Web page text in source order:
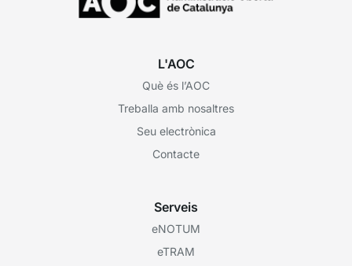
L'AOC
Què és l’AOC
Treballa amb nosaltres
Seu electrònica
Contacte
Serveis
eNOTUM
eTRAM